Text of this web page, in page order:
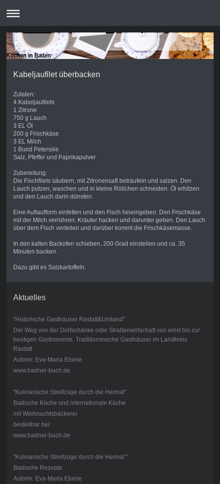
Kochen in Baden
Kabeljaufilet überbacken
Zutaten:
4 Kabeljaufilets
1 Zitrone
750 g Lauch
3 EL Öl
200 g Frischkäse
3 EL Milch
1 Bund Petersilie
Salz, Pfeffer und Paprikapulver
Zubereitung:
Die Fischfilets säubern, mit Zitronensaft beträufeln und salzen. Den
Lauch putzen, waschen und in kleine Röllchen schneiden. Öl erhitzen
und den Lauch darin dünsten.
Eine Auflaufform einfetten und den Fisch hineingeben. Den Frischkäse
mit der Milch verrühren. Kräuter hacken und darunter geben. Den Lauch
über dem Fisch verteilen und darüber kommt die Frischkäsemasse.
In den kalten Backofen schieben, 200 Grad einstellen und ca. 35
Minuten backen.
Dazu gibt es Salzkartoffeln.
Aktuelles
"Historische Gasthäuser Rastatt&Umland"
Der Weg von der Dorfschänke oder Straßenwirtschaft von einst bis zur
heutigen Gastronomie. Traditionsreiche Gasthäuser im Landkreis
Rastatt
Autorin: Eva-Maria Eberle
www.badner-buch.de
"Kulinarische Streifzüge durch die Heimat"
Badische Küche und internationale Küche
mit Weihnachtsbäckerei
bestellbar bei:
www.badner-buch.de
"Kulinarische Streifzüge durch die Heimat "
Badische Rezepte
Autorin: Eva-Maria Eberle